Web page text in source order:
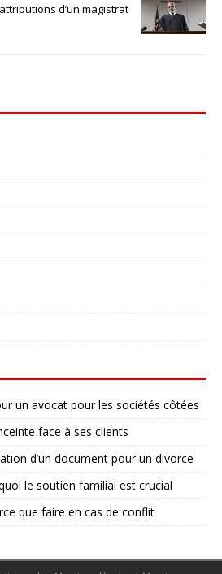
d’un magistrat
un avocat pour les sociétés côtées
face à ses clients
d’un document pour un divorce
le soutien familial est crucial
que faire en cas de conflit